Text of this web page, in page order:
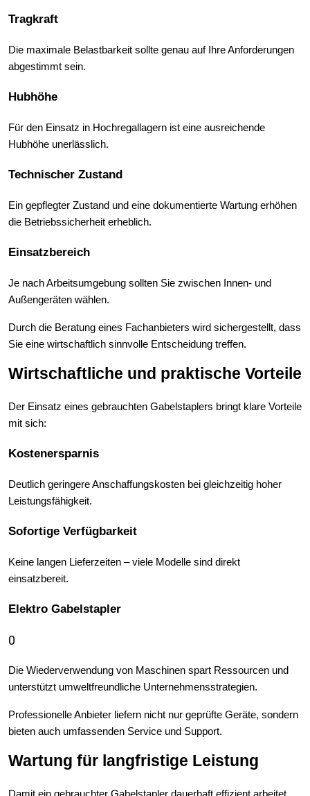
Tragkraft
Die maximale Belastbarkeit sollte genau auf Ihre Anforderungen
abgestimmt sein.
Hubhöhe
Für den Einsatz in Hochregallagern ist eine ausreichende
Hubhöhe unerlässlich.
Technischer Zustand
Ein gepflegter Zustand und eine dokumentierte Wartung erhöhen
die Betriebssicherheit erheblich.
Einsatzbereich
Je nach Arbeitsumgebung sollten Sie zwischen Innen- und
Außengeräten wählen.
Durch die Beratung eines Fachanbieters wird sichergestellt, dass
Sie eine wirtschaftlich sinnvolle Entscheidung treffen.
Wirtschaftliche und praktische Vorteile
Der Einsatz eines gebrauchten Gabelstaplers bringt klare Vorteile
mit sich:
Kostenersparnis
Deutlich geringere Anschaffungskosten bei gleichzeitig hoher
Leistungsfähigkeit.
Sofortige Verfügbarkeit
Keine langen Lieferzeiten – viele Modelle sind direkt
einsatzbereit.
Elektro Gabelstapler
0
Die Wiederverwendung von Maschinen spart Ressourcen und
unterstützt umweltfreundliche Unternehmensstrategien.
Professionelle Anbieter liefern nicht nur geprüfte Geräte, sondern
bieten auch umfassenden Service und Support.
Wartung für langfristige Leistung
Damit ein gebrauchter Gabelstapler dauerhaft effizient arbeitet,